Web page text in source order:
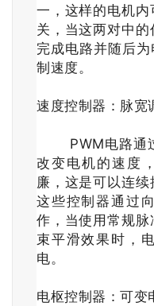
一，这样的电机
关，当这两对中
完成电路并随后
制速度。
速度控制器：脉宽
PWM电路通
改变电机的速度
廉，这是可以连续
这些控制器通过
作，当使用常规
束平滑效果时，
电。
电枢控制器：可变